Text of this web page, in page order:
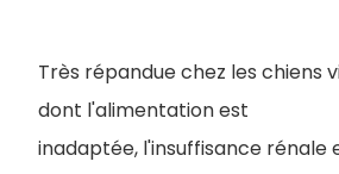
Très répandue chez les chiens
dont l'alimentation est
inadaptée, l'insuffisance rénale